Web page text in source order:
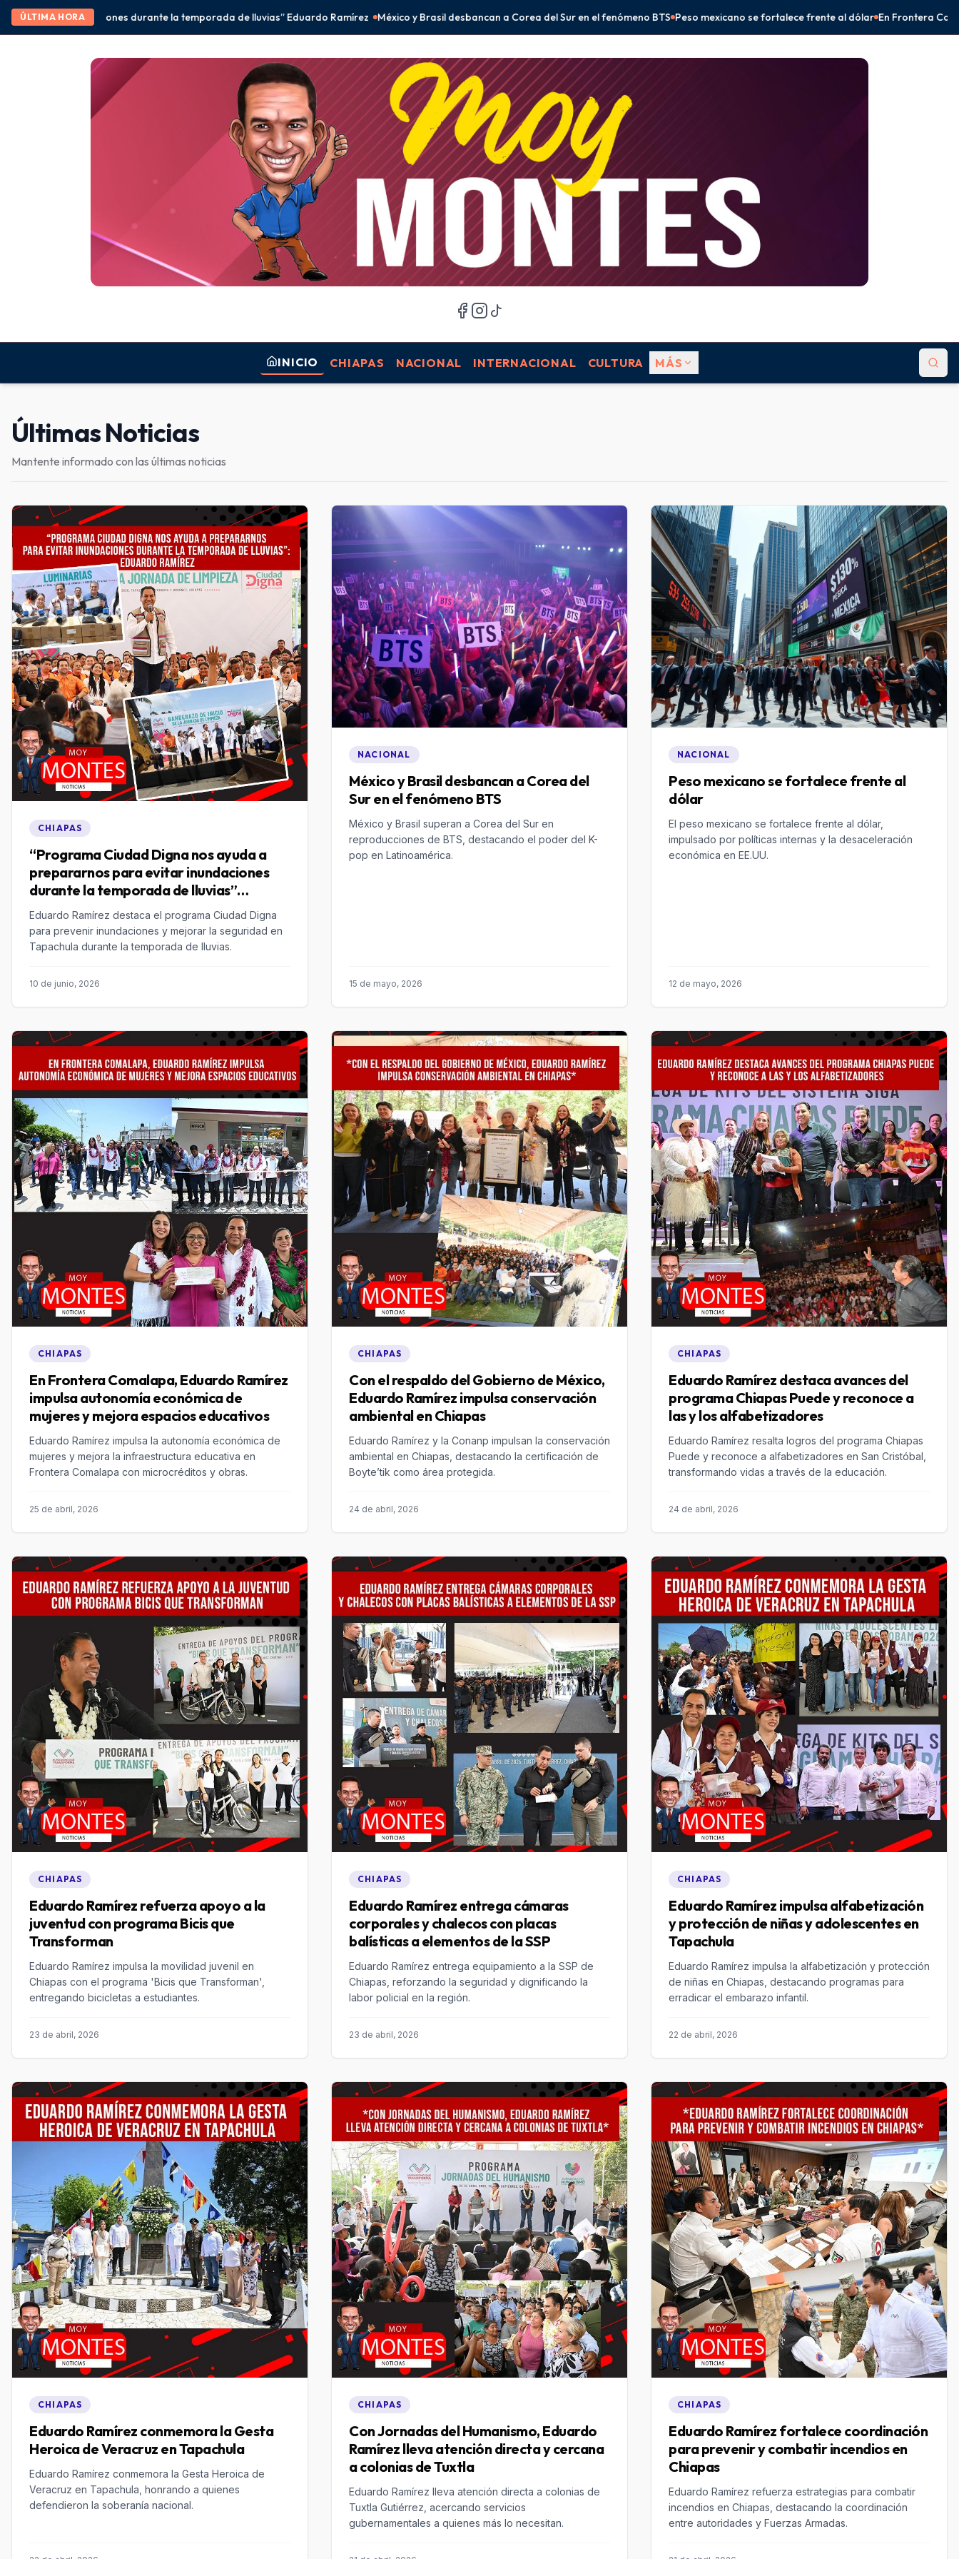
ÚLTIMA HORA
durante la temporada de lluvias” Eduardo Ramírez México y Brasil desbancan a Corea del Sur en el fenómeno BTS Peso mexicano se fortalece frente al dólar En Frontera Comalapa, Eduardo Ramírez
INICIO CHIAPAS NACIONAL INTERNACIONAL CULTURA MÁS
Últimas Noticias
Mantente informado con las últimas noticias
CHIAPAS
“Programa Ciudad Digna nos ayuda a
prepararnos para evitar inundaciones
durante la temporada de lluvias”
Eduardo Ramírez destaca el programa Ciudad Digna
para prevenir inundaciones y mejorar la seguridad en
Tapachula durante la temporada de lluvias.
10 de junio, 2026
NACIONAL
México y Brasil desbancan a Corea del
Sur en el fenómeno BTS
México y Brasil superan a Corea del Sur en
reproducciones de BTS, destacando el poder del K-
pop en Latinoamérica.
15 de mayo, 2026
NACIONAL
Peso mexicano se fortalece frente al
dólar
El peso mexicano se fortalece frente al dólar,
impulsado por políticas internas y la desaceleración
económica en EE.UU.
12 de mayo, 2026
CHIAPAS
En Frontera Comalapa, Eduardo Ramírez
impulsa autonomía económica de
mujeres y mejora espacios educativos
Eduardo Ramírez impulsa la autonomía económica de
mujeres y mejora la infraestructura educativa en
Frontera Comalapa con microcréditos y obras.
25 de abril, 2026
CHIAPAS
Con el respaldo del Gobierno de México,
Eduardo Ramírez impulsa conservación
ambiental en Chiapas
Eduardo Ramírez y la Conanp impulsan la conservación
ambiental en Chiapas, destacando la certificación de
Boyte’tik como área protegida.
24 de abril, 2026
CHIAPAS
Eduardo Ramírez destaca avances del
programa Chiapas Puede y reconoce a
Eduardo Ramírez resalta logros del programa Chiapas
Puede y reconoce a alfabetizadores en San Cristóbal,
transformando vidas a través de la educación.
24 de abril, 2026
CHIAPAS
Eduardo Ramírez refuerza apoyo a la
juventud con programa Bicis que
Transforman
Eduardo Ramírez impulsa la movilidad juvenil en
Chiapas con el programa 'Bicis que Transforman',
entregando bicicletas a estudiantes.
23 de abril, 2026
CHIAPAS
Eduardo Ramírez entrega cámaras
corporales y chalecos con placas
balísticas a elementos de la SSP
Eduardo Ramírez entrega equipamiento a la SSP de
Chiapas, reforzando la seguridad y dignificando la
labor policial en la región.
23 de abril, 2026
CHIAPAS
Eduardo Ramírez impulsa alfabetización
y protección de niñas y adolescentes en
Tapachula
Eduardo Ramírez impulsa la alfabetización y protección
de niñas en Chiapas, destacando programas para
erradicar el embarazo infantil.
22 de abril, 2026
CHIAPAS
Eduardo Ramírez conmemora la Gesta
Eduardo Ramírez conmemora la Gesta Heroica de
Veracruz en Tapachula, honrando a quienes
defendieron la soberanía nacional.
CHIAPAS
Con Jornadas del Humanismo, Eduardo
Ramírez lleva atención directa y cercana
a colonias de Tuxtla
Eduardo Ramírez lleva atención directa a colonias de
Tuxtla Gutiérrez, acercando servicios
gubernamentales a quienes más lo necesitan.
CHIAPAS
Eduardo Ramírez fortalece coordinación
para prevenir y combatir incendios en
Chiapas
Eduardo Ramírez refuerza estrategias para combatir
incendios en Chiapas, destacando la coordinación
entre autoridades y Fuerzas Armadas.